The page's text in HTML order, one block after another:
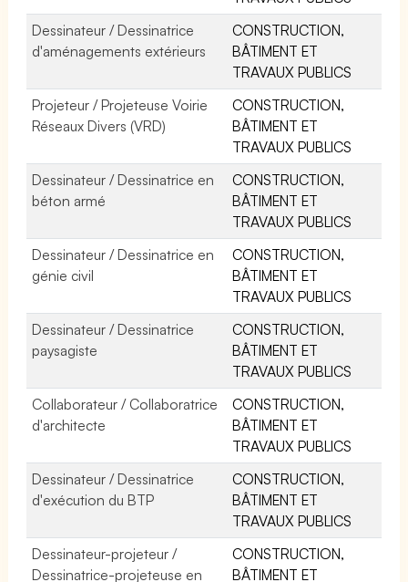
Dessinateur / Dessinatrice
d'aménagements extérieurs
CONSTRUCTION,
BÂTIMENT ET
TRAVAUX PUBLICS
Projeteur / Projeteuse Voirie
Réseaux Divers (VRD)
CONSTRUCTION,
BÂTIMENT ET
TRAVAUX PUBLICS
Dessinateur / Dessinatrice en
béton armé
CONSTRUCTION,
BÂTIMENT ET
TRAVAUX PUBLICS
Dessinateur / Dessinatrice en
génie civil
CONSTRUCTION,
BÂTIMENT ET
TRAVAUX PUBLICS
Dessinateur / Dessinatrice
paysagiste
CONSTRUCTION,
BÂTIMENT ET
TRAVAUX PUBLICS
Collaborateur / Collaboratrice
d'architecte
CONSTRUCTION,
BÂTIMENT ET
TRAVAUX PUBLICS
Dessinateur / Dessinatrice
d'exécution du BTP
CONSTRUCTION,
BÂTIMENT ET
TRAVAUX PUBLICS
Dessinateur-projeteur /
Dessinatrice-projeteuse en
CONSTRUCTION,
BÂTIMENT ET